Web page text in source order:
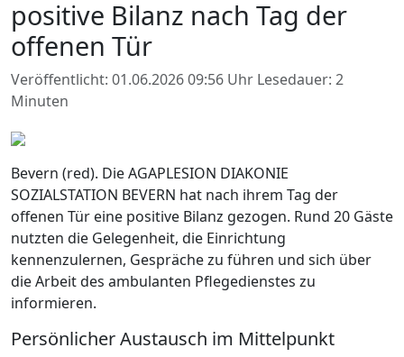
positive Bilanz nach Tag der
offenen Tür
Veröffentlicht: 01.06.2026 09:56 Uhr Lesedauer: 2
Minuten
Bevern (red). Die AGAPLESION DIAKONIE
SOZIALSTATION BEVERN hat nach ihrem Tag der
offenen Tür eine positive Bilanz gezogen. Rund 20 Gäste
nutzten die Gelegenheit, die Einrichtung
kennenzulernen, Gespräche zu führen und sich über
die Arbeit des ambulanten Pflegedienstes zu
informieren.
Persönlicher Austausch im Mittelpunkt